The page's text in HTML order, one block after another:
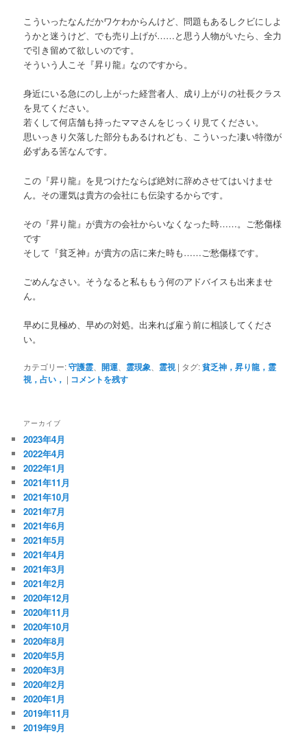
こういったなんだかワケわからんけど、問題もあるしクビにしよ
うかと迷うけど、でも売り上げが……と思う人物がいたら、全力
で引き留めて欲しいのです。
そういう人こそ『昇り龍』なのですから。
身近にいる急にのし上がった経営者人、成り上がりの社長クラス
を見てください。
若くして何店舗も持ったママさんをじっくり見てください。
思いっきり欠落した部分もあるけれども、こういった凄い特徴が
必ずある筈なんです。
この『昇り龍』を見つけたならば絶対に辞めさせてはいけませ
ん。その運気は貴方の会社にも伝染するからです。
その『昇り龍』が貴方の会社からいなくなった時……。ご愁傷様
です
そして『貧乏神』が貴方の店に来た時も……ご愁傷様です。
ごめんなさい。そうなると私ももう何のアドバイスも出来ませ
ん。
早めに見極め、早めの対処。出来れば雇う前に相談してくださ
い。
カテゴリー:守護霊 、開運 霊現象 霊視 | タグ:貧乏神，昇り龍，霊
視，占い， | コメントを残す
アーカイブ
2023年4月
2022年4月
2022年1月
2021年11月
2021年10月
2021年7月
2021年6月
2021年5月
2021年4月
2021年3月
2021年2月
2020年12月
2020年11月
2020年10月
2020年8月
2020年5月
2020年3月
2020年2月
2020年1月
2019年11月
2019年9月